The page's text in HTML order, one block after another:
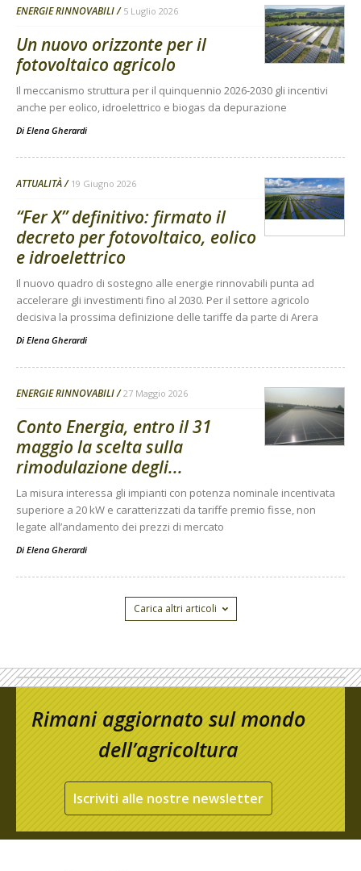
ENERGIE RINNOVABILI 5 Luglio 2026
Un nuovo orizzonte per il
fotovoltaico agricolo
Il meccanismo struttura per il quinquennio 2026-2030 gli incentivi
anche per eolico, idroelettrico e biogas da depurazione
Di Elena Gherardi
ATTUALITÀ 19 Giugno 2026
“Fer X” definitivo: firmato il
decreto per fotovoltaico, eolico
e idroelettrico
Il nuovo quadro di sostegno alle energie rinnovabili punta ad
accelerare gli investimenti fino al 2030. Per il settore agricolo
decisiva la prossima definizione delle tariffe da parte di Arera
Di Elena Gherardi
ENERGIE RINNOVABILI 27 Maggio 2026
Conto Energia, entro il 31
maggio la scelta sulla
rimodulazione degli...
La misura interessa gli impianti con potenza nominale incentivata
superiore a 20 kW e caratterizzati da tariffe premio fisse, non
legate all’andamento dei prezzi di mercato
Di Elena Gherardi
Carica altri articoli
Rimani aggiornato sul mondo
dell’agricoltura
Iscriviti alle nostre newsletter